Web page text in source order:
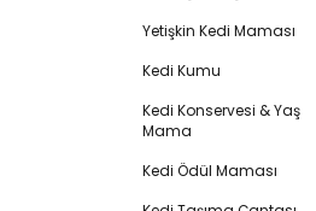
Yetişkin Kedi Maması
Kedi Kumu
Kedi Konservesi & Yaş
Mama
Kedi Ödül Maması